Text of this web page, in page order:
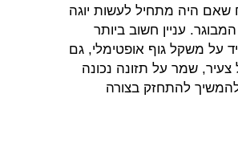
שאם היה מתחיל לעשות יוגה
עניין חשוב ביותר
על משקל גוף אופטימלי, גם
שמר על תזונה נכונה
להתחזק בצורה